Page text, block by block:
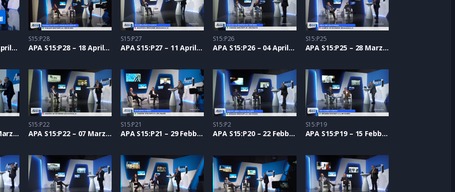
APA S15:P29 – 25 Aprile 2024
S15:P28
APA S15:P28 – 18 Aprile 2024
S15:P27
APA S15:P27 – 11 Aprile 2024
S15:P26
APA S15:P26 – 04 Aprile 2024
S15:P25
APA S15:P25 – 28 Marzo 2024
APA S15:P23 – 14 Marzo 2024
S15:P22
APA S15:P22 – 07 Marzo 2024
S15:P21
APA S15:P21 – 29 Febbraio 2024
S15:P2
APA S15:P20 – 22 Febbraio 2024
S15:P19
APA S15:P19 – 15 Febbraio 2024